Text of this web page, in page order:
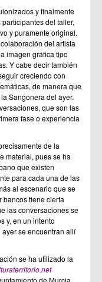
y finalmente
del taller,
y puramente original.
del artista
imagen gráfica tipo
Y cabe decir también
creciendo con
de manera que
Sangonera del ayer.
que son las
fase o experiencia
de la
material, pues se ha
que existen
para cada una de las
al escenario que se
bancos tiene cierta
las conversaciones se
y, en un intento
se encuentran allí
se ha utilizado la
de Murcia,